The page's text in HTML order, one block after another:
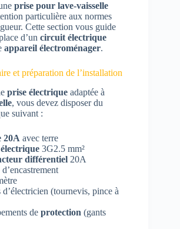
prise pour lave-vaisselle
particulière aux normes
Cette section vous guide
d’un circuit électrique
appareil électroménager.
et préparation de l’installation
prise électrique adaptée à
, vous devez disposer du
suivant :
20A avec terre
3G2.5 mm²
différentiel 20A
(tournevis, pince à
de protection (gants